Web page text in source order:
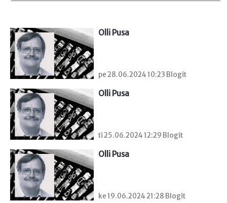
Olli Pusa
pe 28.06.2024 10:23 Blogit
Olli Pusa
ti 25.06.2024 12:29 Blogit
Olli Pusa
ke 19.06.2024 21:28 Blogit